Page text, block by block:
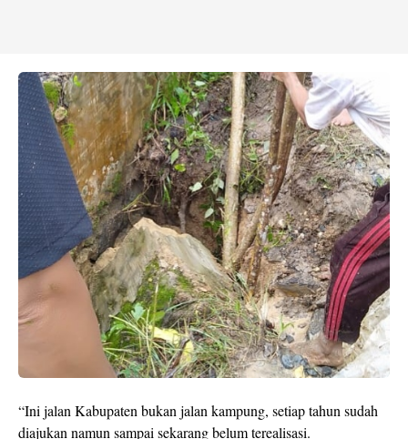
“Ini jalan Kabupaten bukan jalan kampung, setiap tahun sudah
diajukan namun sampai sekarang belum terealisasi.